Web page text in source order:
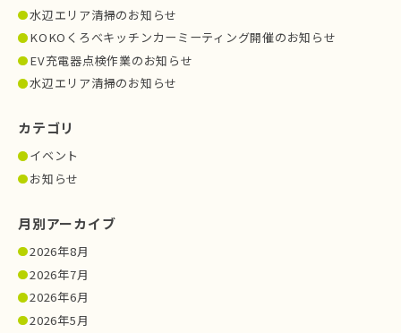
水辺エリア清掃のお知らせ
KOKOくろべキッチンカーミーティング開催のお知らせ
EV充電器点検作業のお知らせ
水辺エリア清掃のお知らせ
カテゴリ
イベント
お知らせ
月別アーカイブ
2026年8月
2026年7月
2026年6月
2026年5月